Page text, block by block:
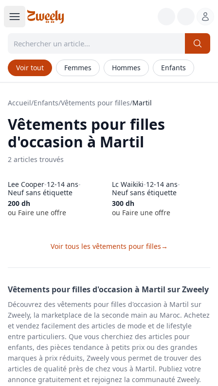
Voir tout Femmes Hommes Enfants
Accueil/Enfants/Vêtements pour filles/Martil
Vêtements pour filles
d'occasion à Martil
2 articles trouvés
Lee Cooper-12-14 ans-
Neuf sans étiquette
200 dh
ou Faire une offre
Lc Waikiki-12-14 ans-
Neuf sans étiquette
300 dh
ou Faire une offre
Voir tous les vêtements pour filles→
Vêtements pour fillesd'occasion à Martil sur Zweely
Découvrez des vêtements pour filles d'occasion à Martil sur
Zweely, la marketplace de la seconde main au Maroc. Achetez
et vendez facilement des articles de mode et de lifestyle
entre particuliers. Que vous cherchiez des articles pour
enfants, des pièces tendance à petits prix ou des grandes
marques à prix réduits, Zweely vous permet de trouver des
articles de qualité près de chez vous à Martil. Publiez votre
annonce gratuitement et rejoignez la communauté Zweely.